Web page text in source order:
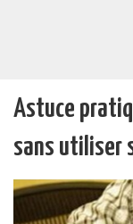
Astuce
sans utiliser